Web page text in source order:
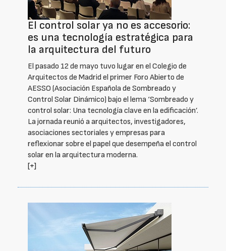
El control solar ya no es accesorio:
es una tecnología estratégica para
la arquitectura del futuro
El pasado 12 de mayo tuvo lugar en el Colegio de
Arquitectos de Madrid el primer Foro Abierto de
AESSO (Asociación Española de Sombreado y
Control Solar Dinámico) bajo el lema ‘Sombreado y
control solar: Una tecnología clave en la edificación’.
La jornada reunió a arquitectos, investigadores,
asociaciones sectoriales y empresas para
reflexionar sobre el papel que desempeña el control
solar en la arquitectura moderna.
[+]